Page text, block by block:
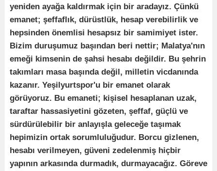
yeniden ayağa kaldırmak için bir aradayız. Çünkü
emanet; şeffaflık, dürüstlük, hesap verebilirlik ve
hepsinden önemlisi hesapsız bir samimiyet ister.
Bizim duruşumuz başından beri nettir; Malatya'nın
emeği kimsenin de şahsi hesabı değildir. Bu şehrin
takımları masa başında değil, milletin vicdanında
kazanır. Yeşilyurtspor'u bir emanet olarak
görüyoruz. Bu emaneti; kişisel hesaplanan uzak,
taraftar hassasiyetini gözeten, şeffaf, güçlü ve
sürdürülebilir bir anlayışla geleceğe taşımak
hepimizin ortak sorumluluğudur. Borcu gizlenen,
hesabı verilmeyen, güveni zedelenmiş hiçbir
yapının arkasında durmadık, durmayacağız. Göreve